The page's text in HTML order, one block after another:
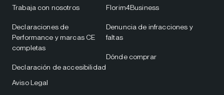
Trabaja con nosotros
Declaraciones de
Performance y marcas CE
completas
Declaración de accesibilidad
Florim4Business
Denuncia de infracciones y
faltas
Dónde comprar
Aviso Legal